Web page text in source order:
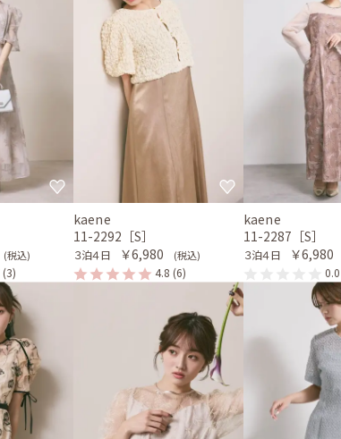
(税込)
(3)
kaene
11-2292［S］
３泊４日 ￥6,980 (税込)
4.8 (6)
kaene
11-2287［S］
３泊４日 ￥6,980
0.0